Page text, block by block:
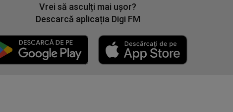
Vrei să asculți mai ușor?
Descarcă aplicația Digi FM